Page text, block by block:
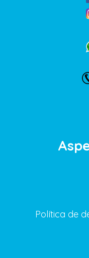
Política de